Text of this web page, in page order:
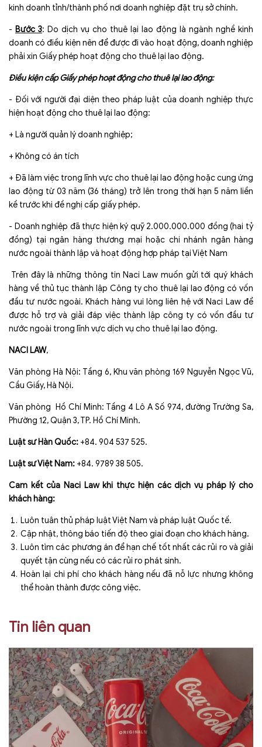
kinh doanh tỉnh/thành phố nơi doanh nghiệp đặt trụ sở chính.
- Bước 3: Do dịch vụ cho thuê lại lao động là ngành nghề kinh
doanh có điều kiện nên để được đi vào hoạt động, doanh nghiệp
phải xin Giấy phép hoạt động cho thuê lại lao động.
Điều kiện cấp Giấy phép hoạt động cho thuê lại lao động:
- Đối với người đại diện theo pháp luật của doanh nghiệp thực
hiện hoạt động cho thuê lại lao động:
+ Là người quản lý doanh nghiệp;
+ Không có án tích
+ Đã làm việc trong lĩnh vực cho thuê lại lao động hoặc cung ứng
lao động từ 03 năm (36 tháng) trở lên trong thời hạn 5 năm liền
kề trước khi đề nghị cấp giấy phép.
- Doanh nghiệp đã thực hiện ký quỹ 2.000.000.000 đồng (hai tỷ
đồng) tại ngân hàng thương mại hoặc chi nhánh ngân hàng
nước ngoài thành lập và hoạt động hợp pháp tại Việt Nam
Trên đây là những thông tin Naci Law muốn gửi tới quý khách
hàng về thủ tục thành lập Công ty cho thuê lại lao động có vốn
đầu tư nước ngoài. Khách hàng vui lòng liên hệ với Naci Law để
được hỗ trợ và giải đáp việc thành lập công ty có vốn đầu tư
nước ngoài trong lĩnh vực dịch vụ cho thuê lại lao động.
NACI LAW,
Văn phòng Hà Nội: Tầng 6, Khu văn phòng 169 Nguyễn Ngọc Vũ,
Cầu Giấy, Hà Nội.
Văn phòng Hồ Chí Minh: Tầng 4 Lô A Số 974, đường Trường Sa,
Phường 12, Quận 3, TP. Hồ Chí Minh.
Luật sư Hàn Quốc: +84. 904 537 525.
Luật sư Việt Nam: +84. 9789 38 505.
Cam kết của Naci Law khi thực hiện các dịch vụ pháp lý cho
khách hàng:
Luôn tuân thủ pháp luật Việt Nam và pháp luật Quốc tế.
Cập nhật, thông báo tiến độ theo giai đoạn cho khách hàng.
Luôn tìm các phương án để hạn chế tốt nhất các rủi ro và giải
quyết tận cùng nếu có các rủi ro phát sinh.
Hoàn lại chi phí cho khách hàng nếu đã nỗ lực nhưng không
thể hoàn thành được công việc.
Tin liên quan